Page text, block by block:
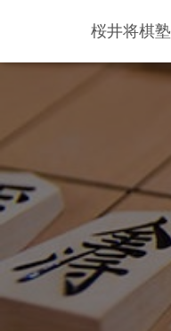
桜井将棋塾